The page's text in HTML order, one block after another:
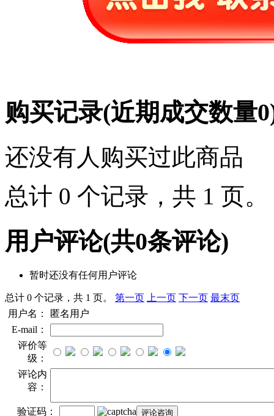
购买记录(近期成交数量0
还没有人购买过此商品
总计 0 个记录，共 1 页。
用户评论(共0条评论)
暂时还没有任何用户评论
总计 0 个记录，共 1 页。 第一页 上一页 下一页 最末页
用户名：
匿名用户
E-mail：
评价等
级：
评论内
容：
验证码：